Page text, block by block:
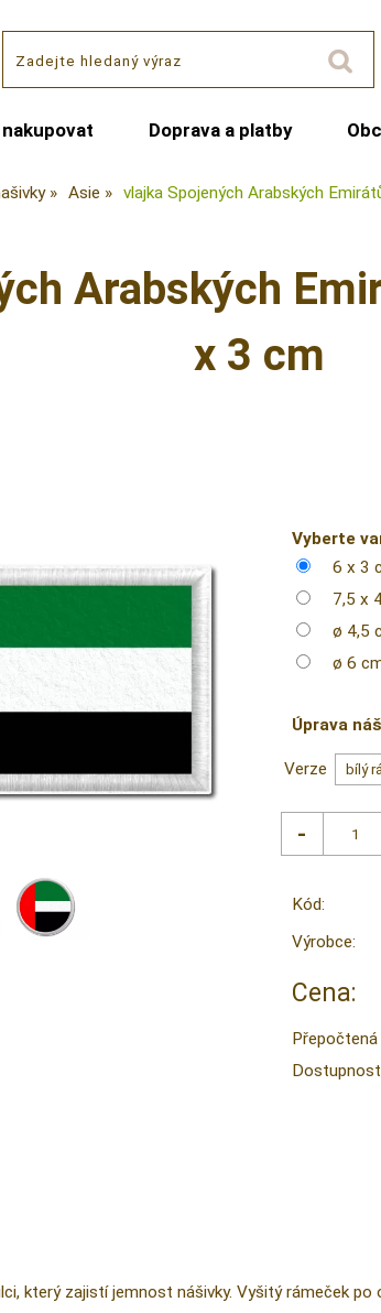
Doprava a platby
Asie vlajka Spojených Arabských
Arabských
x 3 cm
Vyberte
6 x 3
7,5 x
ø 4,5
ø 6
Úprava
Verze
Kód:
Výrobce:
Cena:
Přepočtená
který zajistí jemnost nášivky. Vyšitý rámeček po